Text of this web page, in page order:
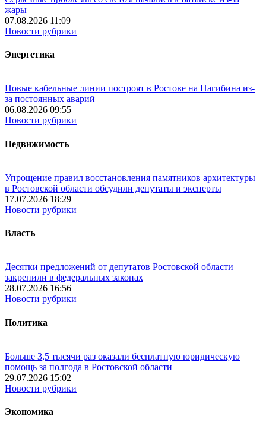
жары
07.08.2026 11:09
Новости рубрики
Энергетика
Новые кабельные линии построят в Ростове на Нагибина из-
за постоянных аварий
06.08.2026 09:55
Новости рубрики
Недвижимость
Упрощение правил восстановления памятников архитектуры
в Ростовской области обсудили депутаты и эксперты
17.07.2026 18:29
Новости рубрики
Власть
Десятки предложений от депутатов Ростовской области
закрепили в федеральных законах
28.07.2026 16:56
Новости рубрики
Политика
Больше 3,5 тысячи раз оказали бесплатную юридическую
помощь за полгода в Ростовской области
29.07.2026 15:02
Новости рубрики
Экономика